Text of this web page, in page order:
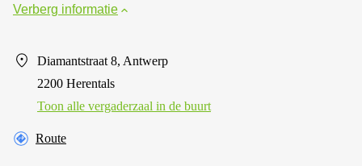
Verberg informatie
Diamantstraat 8, Antwerp
2200 Herentals
Toon alle vergaderzaal in de buurt
Route